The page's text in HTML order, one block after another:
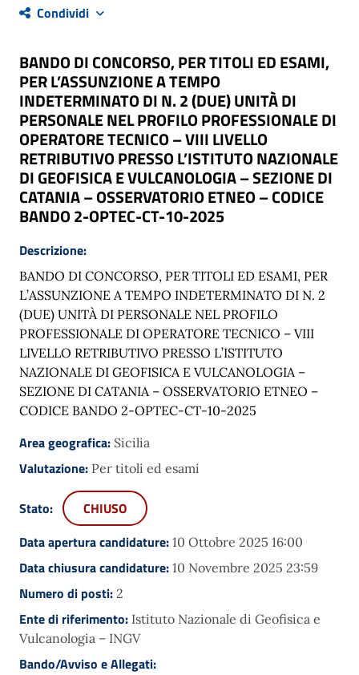
Condividi
BANDO DI CONCORSO, PER TITOLI ED ESAMI,
PER L’ASSUNZIONE A TEMPO
INDETERMINATO DI N. 2 (DUE) UNITÀ DI
PERSONALE NEL PROFILO PROFESSIONALE DI
OPERATORE TECNICO – VIII LIVELLO
RETRIBUTIVO PRESSO L’ISTITUTO NAZIONALE
DI GEOFISICA E VULCANOLOGIA – SEZIONE DI
CATANIA – OSSERVATORIO ETNEO – CODICE
BANDO 2-OPTEC-CT-10-2025
Descrizione:
BANDO DI CONCORSO, PER TITOLI ED ESAMI, PER
L’ASSUNZIONE A TEMPO INDETERMINATO DI N. 2
(DUE) UNITÀ DI PERSONALE NEL PROFILO
PROFESSIONALE DI OPERATORE TECNICO – VIII
LIVELLO RETRIBUTIVO PRESSO L’ISTITUTO
NAZIONALE DI GEOFISICA E VULCANOLOGIA –
SEZIONE DI CATANIA – OSSERVATORIO ETNEO –
CODICE BANDO 2-OPTEC-CT-10-2025
Area geografica: Sicilia
Valutazione: Per titoli ed esami
Stato:
CHIUSO
Data apertura candidature: 10 Ottobre 2025 16:00
Data chiusura candidature: 10 Novembre 2025 23:59
Numero di posti: 2
Ente di riferimento: Istituto Nazionale di Geofisica e
Vulcanologia – INGV
Bando/Avviso e Allegati: